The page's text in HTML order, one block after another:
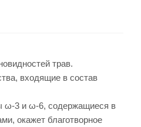
трав.
входящие в состав
ω-3 и ω-6, содержащиеся в
окажет благотворное